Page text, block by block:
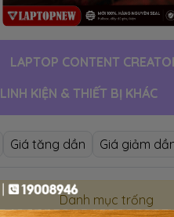
LAPTOP CONTENT
LINH KIỆN & THIẾT BỊ KHÁC
Giá tăng dần Giá giảm
Danh mục trống